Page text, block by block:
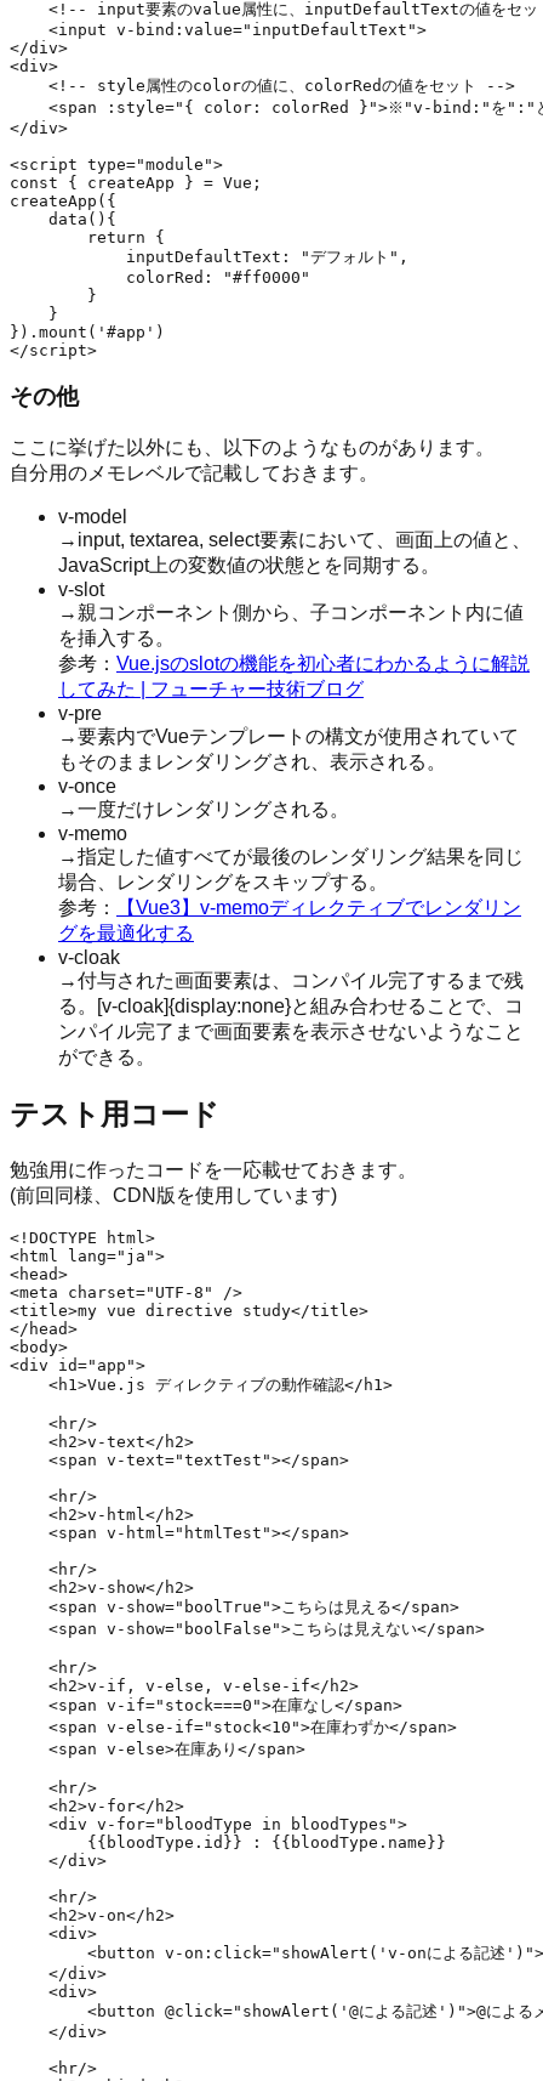
<!-- input要素のvalue属性に、inputDefaultTextの値をセッ
    <input v-bind:value="inputDefaultText">
</div>
<div>
    <!-- style属性のcolorの値に、colorRedの値をセット -->
<span :style="{ color: colorRed }">※"v-bind:"を":"と
</div>
<script type="module">
const { createApp } = Vue;
createApp({
    data(){
        return {
            inputDefaultText: "デフォルト",
            colorRed: "#ff0000"
        }
    }
}).mount('#app')
その他
ここに挙げた以外にも、以下のようなものがあります。
自分用のメモレベルで記載しておきます。
v-model
→input, textarea, select要素において、画面上の値と、
JavaScript上の変数値の状態とを同期する。
v-slot
→親コンポーネント側から、子コンポーネント内に値
を挿入する。
参考： Vue.jsのslotの機能を初心者にわかるように解説
してみた | フューチャー技術ブログ
v-pre
→要素内でVueテンプレートの構文が使用されていて
もそのままレンダリングされ、表示される。
v-once
→一度だけレンダリングされる。
v-memo
→指定した値すべてが最後のレンダリング結果を同じ
場合、レンダリングをスキップする。
参考：
【Vue3】v-memoディレクティブでレンダリン
グを最適化する
v-cloak
→付与された画面要素は、コンパイル完了するまで残
る。[v-cloak]{display:none}と組み合わせることで、コ
ンパイル完了まで画面要素を表示させないようなこと
ができる。
テスト用コード
勉強用に作ったコードを一応載せておきます。
(前回同様、CDN版を使用しています)
<!DOCTYPE html>
<html lang="ja">
<head>
<meta charset="UTF-8" />
<title>my vue directive study</title>
</head>
<body>
<div id="app">
    <h1>Vue.js ディレクティブの動作確認</h1>
    <hr/>
    <h2>v-text</h2>
    <span v-text="textTest"></span>
    <hr/>
    <h2>v-html</h2>
    <span v-html="htmlTest"></span>
    <hr/>
    <h2>v-show</h2>
    <span v-show="boolTrue">こちらは見える</span>
    <span v-show="boolFalse">こちらは見えない</span>
    <hr/>
    <h2>v-if, v-else, v-else-if</h2>
    <span v-if="stock===0">在庫なし</span>
    <span v-else-if="stock<10">在庫わずか</span>
    <span v-else>在庫あり</span>
    <hr/>
    <h2>v-for</h2>
    <div v-for="bloodType in bloodTypes">
        {{bloodType.id}} : {{bloodType.name}}
    </div>
    <hr/>
    <h2>v-on</h2>
    <div>
<button v-on:click="showAlert('v-onによる記述
    </div>
    <div>
<button @click="showAlert('@による記述')">@による
    </div>
    <hr/>